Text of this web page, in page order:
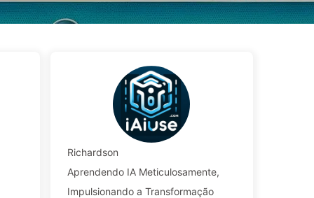
Richardson
Aprendendo IA Meticulosamente,
Impulsionando a Transformação